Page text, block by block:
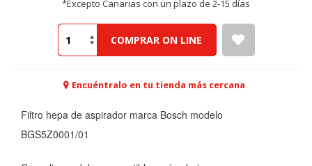
*Excepto Canarias con un plazo de 2-15 días
COMPRAR ON LINE
Encuéntralo en tu tienda más cercana
Filtro hepa de aspirador marca Bosch modelo
BGS5Z0001/01